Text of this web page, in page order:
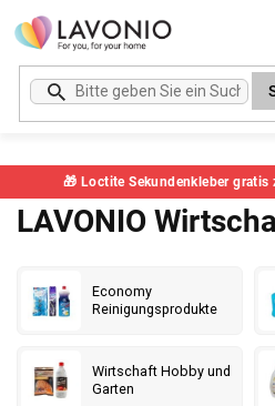
Zum
Inhalt
springen
🎁 Loctite Sekundenkleber gratis
LAVONIO
Economy
Reinigungsprodukte
Wirtschaft Hobby und
Garten